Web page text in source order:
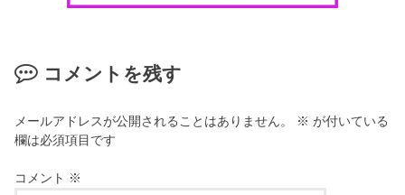
コメントを残す
メールアドレスが公開されることはありません。 ※ が付いている
欄は必須項目です
コメント ※